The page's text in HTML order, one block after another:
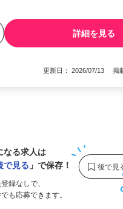
詳細を見る
更新日： 2026/07/13 掲
なる求人は
で見る 」で保存！
録なしで、
も応募できます。